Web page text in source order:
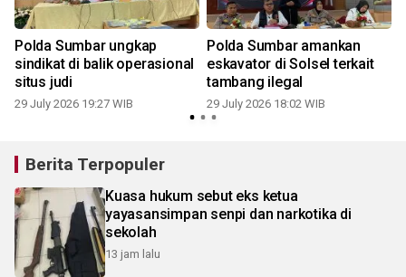
Polda Sumbar ungkap
sindikat di balik operasional
situs judi
29 July 2026 19:27 WIB
Polda Sumbar amankan
eskavator di Solsel terkait
tambang ilegal
29 July 2026 18:02 WIB
Berita Terpopuler
Kuasa hukum sebut eks ketua
yayasansimpan senpi dan narkotika di
sekolah
13 jam lalu